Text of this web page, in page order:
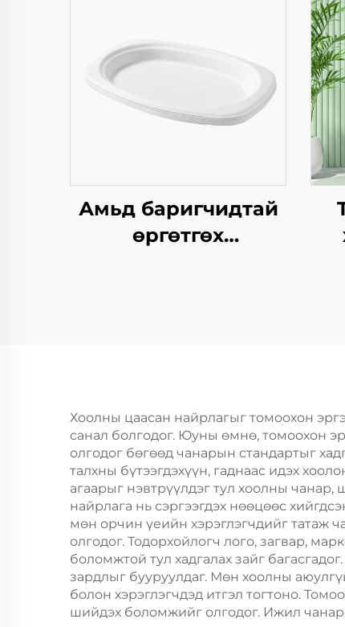
Амьд баригчидтай
өргөтгөх
пицца, цусан хоол,
цэнхэр, дугуй,
тойрог/овойн
зургийн орон суурь,
пластик зам
Хоолны цаасан найрлагыг томоохон
санал болгодог. Юуны өмнө, томоохон
олгодог бөгөөд чанарын стандартыг
талхны бүтээгдэхүүн, гаднаас идэх
агаарыг нэвтрүүлдэг тул хоолны чанар,
найрлага нь сэргээгдэх нөөцөөс
мөн орчин үеийн хэрэглэгчдийг татаж
олгодог. Тодорхойлогч лого, загвар,
боломжтой тул хадгалах зайг
зардлыг бууруулдаг. Мөн хоолны
болон хэрэглэгчдэд итгэл тогтоно.
шийдэх боломжийг олгодог. Ижил чанар,